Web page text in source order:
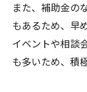
また、補助金の
もあるため、早
イベントや相談
も多いため、積